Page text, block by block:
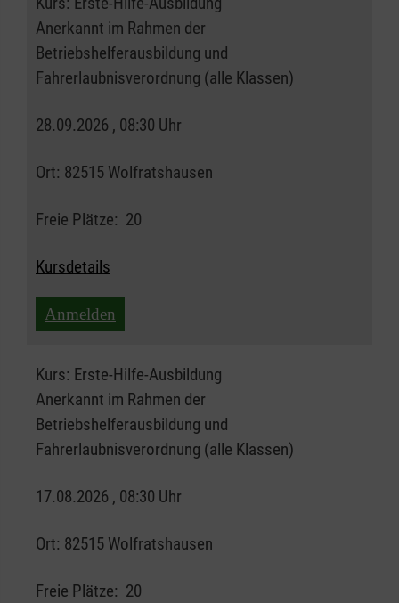
Anerkannt im Rahmen der
Betriebshelferausbildung und
Fahrerlaubnisverordnung (alle Klassen)
28.09.2026 , 08:30 Uhr
Ort: 82515 Wolfratshausen
Freie Plätze: 20
Kursdetails
Anmelden
Kurs: Erste-Hilfe-Ausbildung
Anerkannt im Rahmen der
Betriebshelferausbildung und
Fahrerlaubnisverordnung (alle Klassen)
17.08.2026 , 08:30 Uhr
Ort: 82515 Wolfratshausen
Freie Plätze: 20